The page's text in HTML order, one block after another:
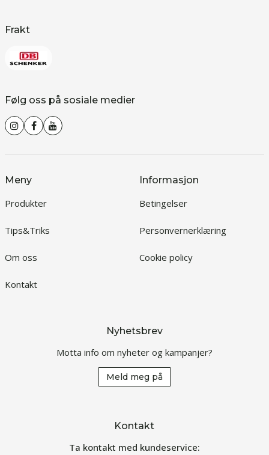
Frakt
Følg oss på sosiale medier
Meny
Produkter
Tips&Triks
Om oss
Kontakt
Informasjon
Betingelser
Personvernerklæring
Cookie policy
Nyhetsbrev
Motta info om nyheter og kampanjer?
Meld meg på
Kontakt
Ta kontakt med kundeservice: